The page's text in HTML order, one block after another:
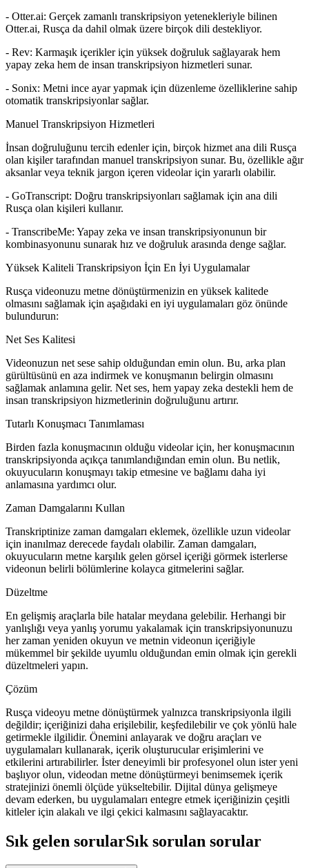
Transkript
- Otter.ai: Gerçek zamanlı transkripsiyon yetenekleriyle bilinen
Otter.ai, Rusça da dahil olmak üzere birçok dili destekliyor.
- Rev: Karmaşık içerikler için yüksek doğruluk sağlayarak hem
yapay zeka hem de insan transkripsiyon hizmetleri sunar.
- Sonix: Metni ince ayar yapmak için düzenleme özelliklerine sahip
otomatik transkripsiyonlar sağlar.
Manuel Transkripsiyon Hizmetleri
İnsan doğruluğunu tercih edenler için, birçok hizmet ana dili Rusça
olan kişiler tarafından manuel transkripsiyon sunar. Bu, özellikle ağır
aksanlar veya teknik jargon içeren videolar için yararlı olabilir.
- GoTranscript: Doğru transkripsiyonları sağlamak için ana dili
Rusça olan kişileri kullanır.
- TranscribeMe: Yapay zeka ve insan transkripsiyonunun bir
kombinasyonunu sunarak hız ve doğruluk arasında denge sağlar.
Yüksek Kaliteli Transkripsiyon İçin En İyi Uygulamalar
Rusça videonuzu metne dönüştürmenizin en yüksek kalitede
olmasını sağlamak için aşağıdaki en iyi uygulamaları göz önünde
bulundurun:
Net Ses Kalitesi
Videonuzun net sese sahip olduğundan emin olun. Bu, arka plan
gürültüsünü en aza indirmek ve konuşmanın belirgin olmasını
sağlamak anlamına gelir. Net ses, hem yapay zeka destekli hem de
insan transkripsiyon hizmetlerinin doğruluğunu artırır.
Tutarlı Konuşmacı Tanımlaması
Birden fazla konuşmacının olduğu videolar için, her konuşmacının
transkripsiyonda açıkça tanımlandığından emin olun. Bu netlik,
okuyucuların konuşmayı takip etmesine ve bağlamı daha iyi
anlamasına yardımcı olur.
Zaman Damgalarını Kullan
Transkriptinize zaman damgaları eklemek, özellikle uzun videolar
için inanılmaz derecede faydalı olabilir. Zaman damgaları,
okuyucuların metne karşılık gelen görsel içeriği görmek isterlerse
videonun belirli bölümlerine kolayca gitmelerini sağlar.
Düzeltme
En gelişmiş araçlarla bile hatalar meydana gelebilir. Herhangi bir
yanlışlığı veya yanlış yorumu yakalamak için transkripsiyonunuzu
her zaman yeniden okuyun ve metnin videonun içeriğiyle
mükemmel bir şekilde uyumlu olduğundan emin olmak için gerekli
düzeltmeleri yapın.
Çözüm
Rusça videoyu metne dönüştürmek yalnızca transkripsiyonla ilgili
değildir; içeriğinizi daha erişilebilir, keşfedilebilir ve çok yönlü hale
getirmekle ilgilidir. Önemini anlayarak ve doğru araçları ve
uygulamaları kullanarak, içerik oluşturucular erişimlerini ve
etkilerini artırabilirler. İster deneyimli bir profesyonel olun ister yeni
başlıyor olun, videodan metne dönüştürmeyi benimsemek içerik
stratejinizi önemli ölçüde yükseltebilir. Dijital dünya gelişmeye
devam ederken, bu uygulamaları entegre etmek içeriğinizin çeşitli
kitleler için alakalı ve ilgi çekici kalmasını sağlayacaktır.
Sık gelen sorularSık sorulan sorular